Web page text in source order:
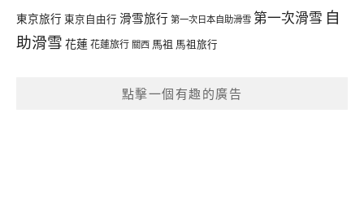
東京旅行 東京自由行 滑雪旅行 第一次日本自助滑雪 第一次滑雪 自
助滑雪 花蓮花蓮旅行 關西 馬祖 馬祖旅行
點擊一個有趣的廣告